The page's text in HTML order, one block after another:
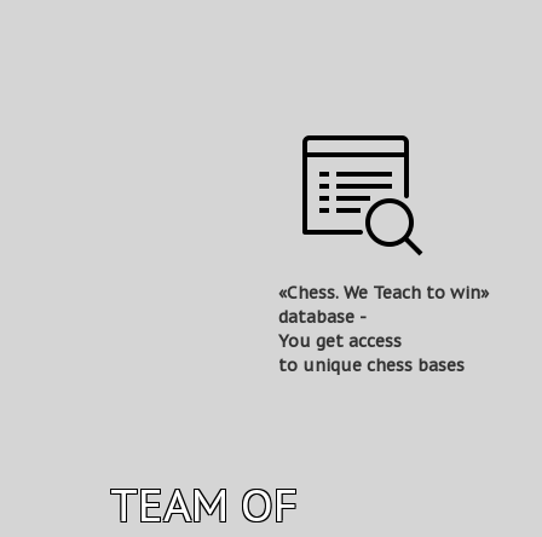
«Сhess. We Teach to win»
database -
You get access
to unique chess bases
TEAM OF